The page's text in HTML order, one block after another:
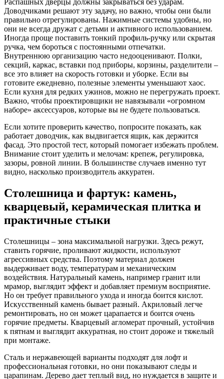
Распашных дверцы должны закрываться без ударам.
Доводчиками решают эту задачу, но важно, чтобы они были
правильно отрегулированы. Нажимные системы удобны, но
они не всегда дружат с детьми и активного использованием.
Иногда проще поставить тонкий профиль-ручку или скрытая
ручка, чем бороться с постоянными отпечатки.
Внутреннюю организацию часто недооценивают. Полки,
секций, каркас, вставки под приборы, корзины, разделители –
все это влияет на скорость готовки и уборке. Если вы
готовите ежедневно, полезные элементы уменьшают хаос.
Если кухня для редких ужинов, можно не перегружать проект.
Важно, чтобы проектировщики не навязывали «огромном
наборе» аксессуаров, которые вы не будете пользоваться.
Если хотите проверить качество, попросите показать, как
работает доводчик, как выдвигается ящик, как держится
фасад. Это простой тест, который помогает избежать проблем.
Внимание стоит уделить и мелочам: крепеж, регулировка,
зазоры, ровной линии. В большинстве случаев именно тут
видно, насколько производитель аккуратен.
Столешница и фартук: камень,
кварцевый, керамическая плитка и
практичные стыки
Столешницы – зона максимальной нагрузки. Здесь режут,
ставить горячие, проливают жидкости, используют
агрессивных средства. Поэтому материал должен
выдерживает воду, температурам и механическим
воздействия. Натуральный камень, например гранит или
мрамор, выглядит эффект и добавляет премиум восприятие.
Но он требует правильного ухода и иногда боится кислот.
Искусственный камень бывает разный. Акриловый легче
ремонтировать, но он может царапается и боится очень
горячие предметы. Кварцевый агломерат прочный, устойчив
к пятнам и выглядит аккуратная, но стоит дороже и тяжелый
при монтаже.
Сталь и нержавеющей варианты подходят для лофт и
профессиональная готовки, но они показывают следы и
царапинам. Дерево дает теплый вид, но нуждается в защите и